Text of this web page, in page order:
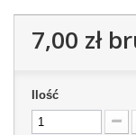
7,00 zł
Ilość